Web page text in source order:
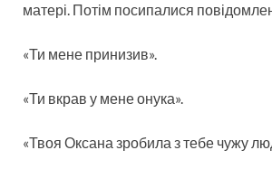
матері. Потім посипалися
«Ти мене принизив».
«Ти вкрав у мене онука».
«Твоя Оксана зробила з тебе чужу